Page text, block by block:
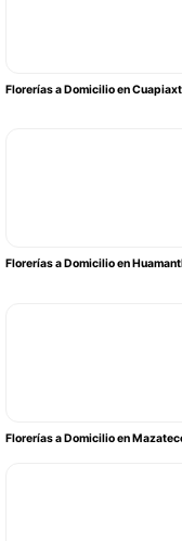
Florerías a Domicilio en
Florerías a Domicilio en
Florerías a Domicilio en